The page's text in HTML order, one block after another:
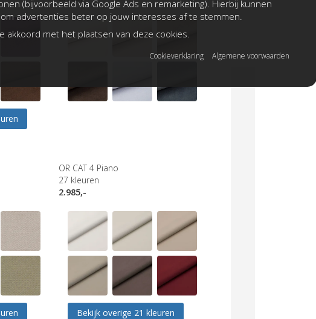
OR CAT 4 Piano
27 kleuren
2.985,-
Bekijk overige 21 kleuren
(bijvoorbeeld via Google Ads en remarketing). Hierbij kunnen
advertenties beter op jouw interesses af te stemmen.
akkoord met het plaatsen van deze cookies.
Cookieverklaring Algemene voorwaarden